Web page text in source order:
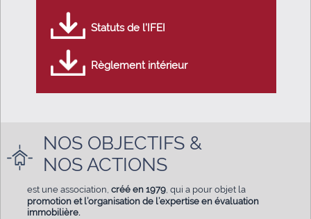
Statuts de l’IFEI
Règlement intérieur
NOS OBJECTIFS &
NOS ACTIONS
est une association, créé en 1979, qui a pour objet la
promotion et l’organisation de l’expertise en évaluation
immobilière.